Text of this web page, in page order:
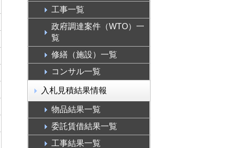
工事一覧
政府調達案件（WTO）一
覧
修繕（施設）一覧
コンサル一覧
入札見積結果情報
物品結果一覧
委託賃借結果一覧
工事結果一覧